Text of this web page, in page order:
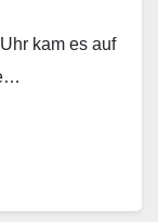
kam es auf